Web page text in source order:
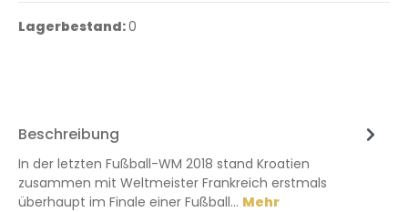
Lagerbestand:0
Beschreibung
In der letzten Fußball-WM 2018 stand Kroatien
zusammen mit Weltmeister Frankreich erstmals
überhaupt im Finale einer Fußball… Mehr